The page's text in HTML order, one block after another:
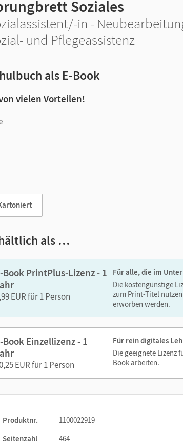
Soziales
in -
und Pflegeassistenz
als E-Book
vielen Vorteilen!
als …
Book PrintPlus-Lizenz - 1
EUR für 1 Person
Für alle, die im
Die kostengünstige
zum Print-Titel
erworben werden.
Book Einzellizenz - 1
EUR für 1 Person
Für rein digitales
Die geeignete Lizenz
Book arbeiten.
Produktnr.
1100022919
Seitenzahl
464